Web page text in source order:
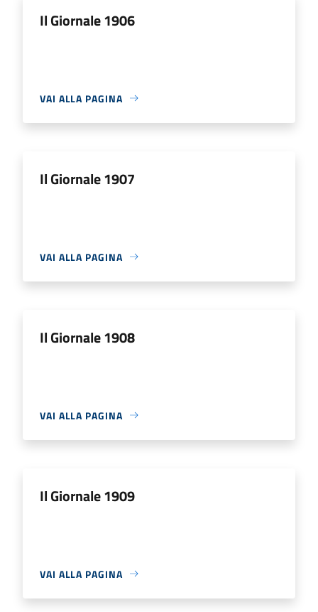
Il Giornale 1906
VAI ALLA PAGINA
Il Giornale 1907
VAI ALLA PAGINA
Il Giornale 1908
VAI ALLA PAGINA
Il Giornale 1909
VAI ALLA PAGINA